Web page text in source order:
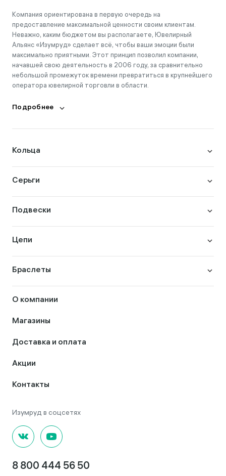
Компания ориентирована в первую очередь на
предоставление максимальной ценности своим клиентам.
Неважно, каким бюджетом вы располагаете, Ювелирный
Альянс «Изумруд» сделает всё, чтобы ваши эмоции были
максимально приятными. Этот принцип позволил компании,
начавшей свою деятельность в 2006 году, за сравнительно
небольшой промежуток времени превратиться в крупнейшего
оператора ювелирной торговли в области.
Подробнее
Кольца
Серьги
Подвески
Цепи
Браслеты
О компании
Магазины
Доставка и оплата
Акции
Контакты
8 800 444 56 50